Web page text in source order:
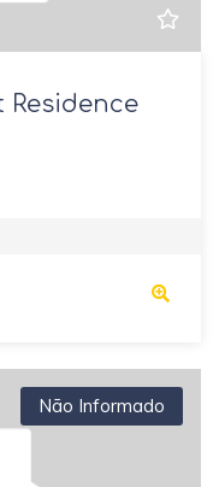
Não Informado